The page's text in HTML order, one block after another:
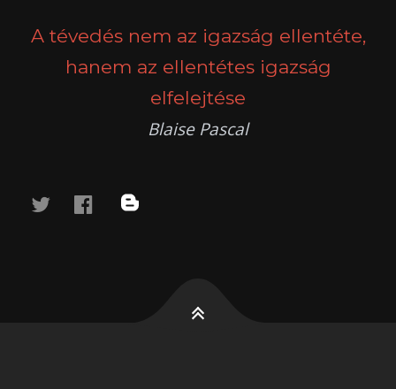
A tévedés nem az igazság ellentéte,
hanem az ellentétes igazság
elfelejtése
Blaise Pascal
twitterfacebook
blog